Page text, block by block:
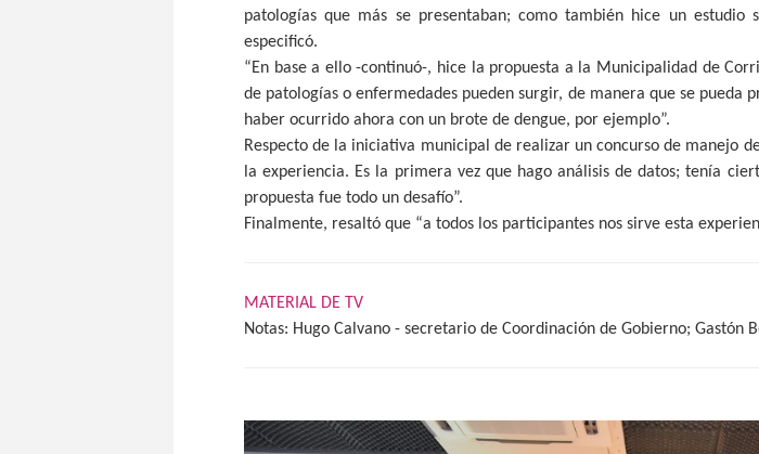
patologías que más se presentaban; como también hice un estudio
especificó.
“En base a ello -continuó-, hice la propuesta a la Municipalidad de
de patologías o enfermedades pueden surgir, de manera que se pueda
haber ocurrido ahora con un brote de dengue, por ejemplo”.
Respecto de la iniciativa municipal de realizar un concurso de manejo
la experiencia. Es la primera vez que hago análisis de datos; tenía
propuesta fue todo un desafío”.
Finalmente, resaltó que “a todos los participantes nos sirve esta
MATERIAL DE TV
Notas: Hugo Calvano - secretario de Coordinación de Gobierno; Gastón